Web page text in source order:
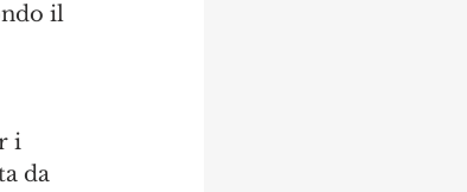
il
i
da